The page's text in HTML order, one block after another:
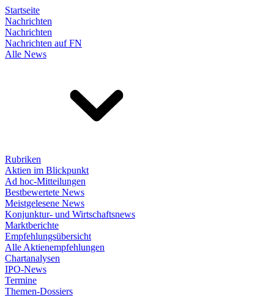
Startseite
Nachrichten
Nachrichten
Nachrichten auf FN
Alle News
Rubriken
Aktien im Blickpunkt
Ad hoc-Mitteilungen
Bestbewertete News
Meistgelesene News
Konjunktur- und Wirtschaftsnews
Marktberichte
Empfehlungsübersicht
Alle Aktienempfehlungen
Chartanalysen
IPO-News
Termine
Themen-Dossiers